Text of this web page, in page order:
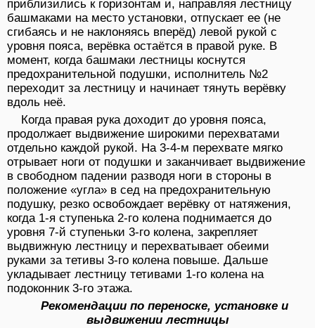
приблизились к горизонтам и, направляя лестницу
башмаками на место установки, отпускает ее (не
сгибаясь и не наклоняясь вперёд) левой рукой с
уровня пояса, верёвка остаётся в правой руке. В
момент, когда башмаки лестницы коснутся
предохранительной подушки, исполнитель №2
переходит за лестницу и начинает тянуть верёвку
вдоль неё.
Когда правая рука доходит до уровня пояса,
продолжает выдвижение широкими перехватами
отдельно каждой рукой. На 3-4-м перехвате мягко
отрывает ноги от подушки и заканчивает выдвижение
в свободном падении разводя ноги в стороны в
положение «угла» в сед на предохранительную
подушку, резко освобождает верёвку от натяжения,
когда 1-я ступенька 2-го колена поднимается до
уровня 7-й ступеньки 3-го колена, закрепляет
выдвижную лестницу и перехватывает обеими
руками за тетивы 3-го колена повыше. Дальше
укладывает лестницу тетивами 1-го колена на
подоконник 3-го этажа.
Рекомендации по переноске, установке и
выдвижении лестницы